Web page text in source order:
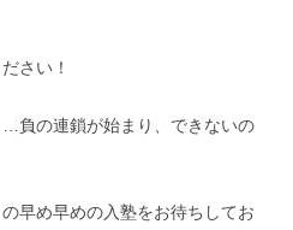
さい！
負の連鎖が始まり、できないの
早め早めの入塾をお待ちしてお